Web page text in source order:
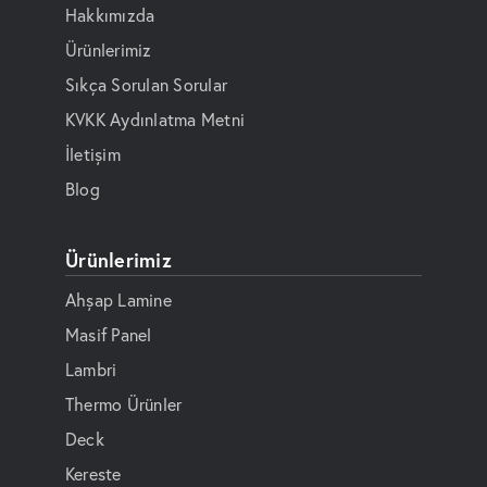
Hakkımızda
Ürünlerimiz
Sıkça Sorulan Sorular
KVKK Aydınlatma Metni
İletişim
Blog
Ürünlerimiz
Ahşap Lamine
Masif Panel
Lambri
Thermo Ürünler
Deck
Kereste